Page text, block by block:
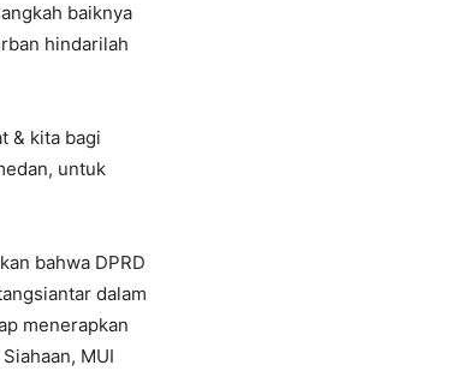
baiknya
hindarilah
& kita bagi
untuk
bahwa DPRD
dalam
menerapkan
MUI